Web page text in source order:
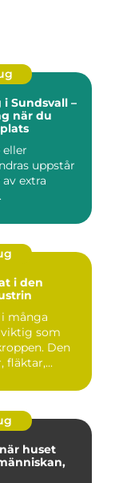
Sundsvall –
när du
eller
uppstår
extra
många
som
Den
fläktar,...